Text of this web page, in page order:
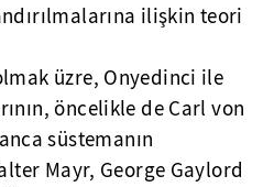
ilişkin teori
üzre, Onyedinci ile
öncelikle de Carl von
süstemanın
Mayr, George Gaylord